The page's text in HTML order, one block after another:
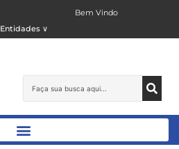
Bem Vindo
Entidades ∨